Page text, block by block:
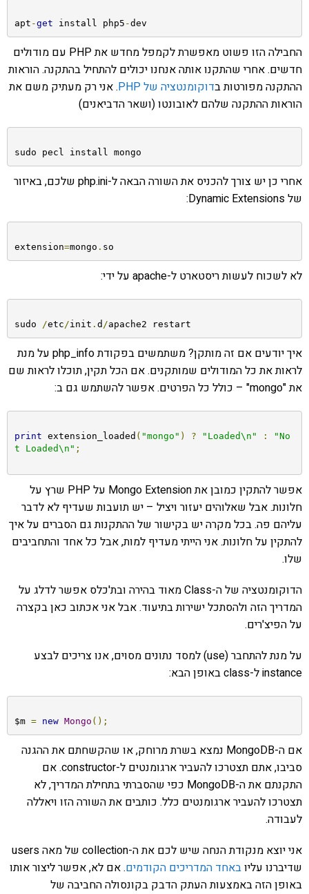
apt -get install php5 -dev
החבילה הזו פשוט מאפשרת לקמפל מחדש את PHP עם מודולים
חדשים. אחרי שהתקנו אותה אנחנו יכולים להתחיל בהתקנה. הוראות
ההתקנה מפורטות בדוקומנטציה של PHP
. אני רק מעתיק משם את
הוראות ההתקנה שלהם לאובונטו (ושאר הדביאנים)
sudo pecl install mongo
אחרי כן יש צורך להכניס את השורה הבאה ל-php.ini שלכם, באיזור
של Dynamic Extensions:
extension=mongo . so
לא לשכוח לעשות ריסטארט ל-apache על ידי:
sudo /etc/init . d /apache2 restart
איך יודעים אם זה מותקן? משתמשים בפקודת php_info על מנת
לראות את כל המודולים שמותקנים. אם הכל תקין, תוכלו לראות שם
את "mongo" – כולל כל הפרטים. אפשר להשתמש גם ב:
print extension_loaded ( "mongo" ) ? "Loaded\n" :
"No
t Loaded\n" ;
אפשר להתקין כמובן את Mongo Extension על PHP שרץ על
חלונות. אבל שאלוהים יעזור ויציל – יש תועבות שעדיף לא לדבר
עליהם פה. בכל מקרה יש בקישור של ההתקנות גם הסברים על איך
להתקין על חלונות. אני הייתי מעדיף למות, אבל כל אחד והתחביבים
שלו.
הדוקומנטציה של ה-Class מאוד בהירה ובת'כלס אפשר לדלג על
המדריך הזה ולהסתכל ישירות בתיעוד. אבל אני אכתוב כאן בקצרה
על הפיצ'רים.
על מנת להתחבר (use) למסד נתונים מסוים, אנו צריכים לבצע
instance ל-class באופן הבא:
$m = new Mongo ();
אם ה-MongoDB נמצא בשרת מרוחק, או שהקשחתם את ההגנה
סביבו, אתם תצטרכו להעביר ארגומנטים ל-constructor. אם
התקנתם את ה-MongoDB כפי שהסברתי בתחילת המדריך, לא
תצטרכו להעביר ארגומנטים כלל. כותבים את השורה הזו ויאללה
לעבודה.
אני יוצא מנקודת הנחה שיש לכם את ה-collection של מאה users
שדיברנו עליובאחד המדריכים הקודמים. אם לא, אפשר ליצור אותו
באופן הזה באמצעות העתק הדבק בקונסולה החביבה של